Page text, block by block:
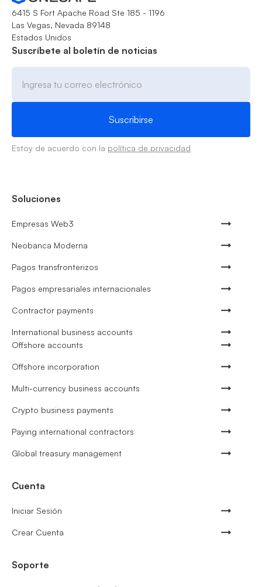
6415 S Fort Apache Road Ste 185 - 1196
Las Vegas, Nevada 89148
Estados Unidos
Suscríbete al boletín de noticias
Estoy de acuerdo con la política de privacidad
Soluciones
Empresas Web3
Neobanca Moderna
Pagos transfronterizos
Pagos empresariales internacionales
Contractor payments
International business accounts
Offshore accounts
Offshore incorporation
Multi-currency business accounts
Crypto business payments
Paying international contractors
Global treasury management
Cuenta
Iniciar Sesión
Crear Cuenta
Soporte